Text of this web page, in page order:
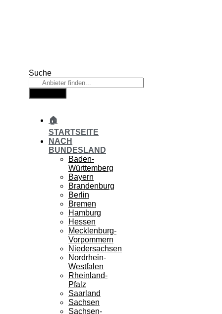
Suche
🏠
STARTSEITE
NACH
BUNDESLAND
Baden-
Württemberg
Bayern
Brandenburg
Berlin
Bremen
Hamburg
Hessen
Mecklenburg-
Vorpommern
Niedersachsen
Nordrhein-
Westfalen
Rheinland-
Pfalz
Saarland
Sachsen
Sachsen-